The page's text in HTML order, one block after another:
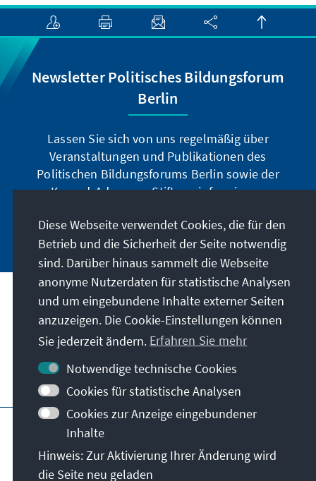
Newsletter Politisches Bildungsforum
Berlin
Lassen Sie sich von uns regelmäßig über
Veranstaltungen und Publikationen des
Politischen Bildungsforums Berlin sowie der
Konrad-Adenauer-Stiftung informieren.
Jetzt abonnieren
Anschrift
Kontakt
Besuchen Sie auch
Hauptseite der KAS Impressum
Datenschutz
Nutzungsbedingungen
Erklärung zur Barrierefreiheit
Barriere melden
Allg. Geschäftsbedingungen
Diese Webseite verwendet Cookies, die für den
Betrieb und die Sicherheit der Seite notwendig
sind. Darüber hinaus sammelt die Webseite
anonyme Nutzerdaten für statistische Analysen
und um eingebundene Inhalte externer Seiten
anzuzeigen. Die Cookie-Einstellungen können
Sie jederzeit ändern. Erfahren Sie mehr
Notwendige technische Cookies
Cookies für statistische Analysen
Cookies zur Anzeige eingebundener
Inhalte
Hinweis: Zur Aktivierung Ihrer Änderung wird
die Seite neu geladen